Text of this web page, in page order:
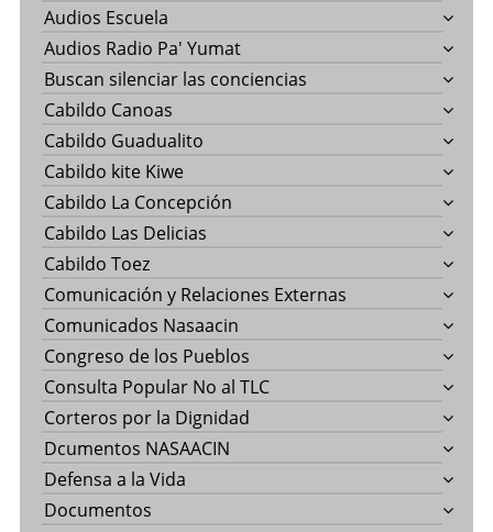
Audios Escuela
Audios Radio Pa' Yumat
Buscan silenciar las conciencias
Cabildo Canoas
Cabildo Guadualito
Cabildo kite Kiwe
Cabildo La Concepción
Cabildo Las Delicias
Cabildo Toez
Comunicación y Relaciones Externas
Comunicados Nasaacin
Congreso de los Pueblos
Consulta Popular No al TLC
Corteros por la Dignidad
Dcumentos NASAACIN
Defensa a la Vida
Documentos